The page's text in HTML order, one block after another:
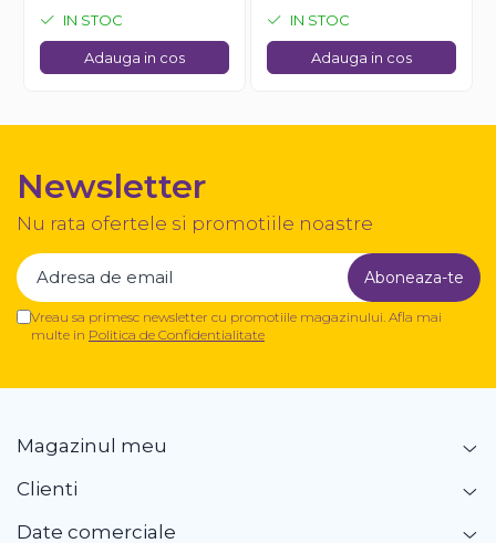
IN STOC
Adauga in cos
IN STOC
Adauga in cos
Newsletter
Nu rata ofertele si promotiile noastre
Vreau sa primesc newsletter cu promotiile magazinului. Afla mai
multe in Politica de Confidentialitate
Magazinul meu
Clienti
Date comerciale